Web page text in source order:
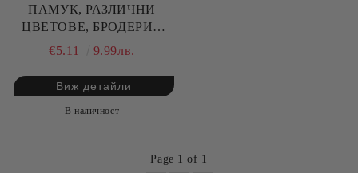
ПАМУК, РАЗЛИЧНИ
ЦВЕТОВЕ, БРОДЕРИЯ
BULGARIA, РАЗМЕР:
€5.11 9.99лв.
Виж детайли
В наличност
Page 1 of 1